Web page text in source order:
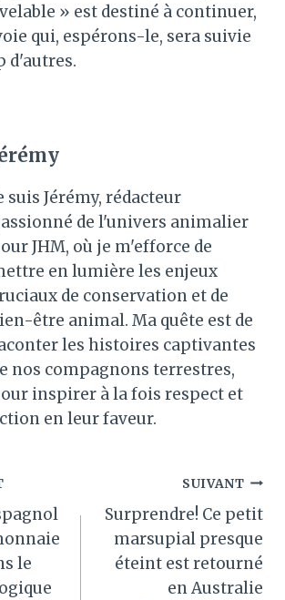
» est destiné à continuer,
qui, espérons-le, sera suivie
d'autres.
suis Jérémy, rédacteur
de l'univers animalier
JHM, où je m'efforce de
en lumière les enjeux
de conservation et de
être animal. Ma quête est de
les histoires captivantes
nos compagnons terrestres,
inspirer à la fois respect et
en leur faveur.
le
SUIVANT
Surprendre! Ce petit
marsupial presque
éteint est retourné
en Australie